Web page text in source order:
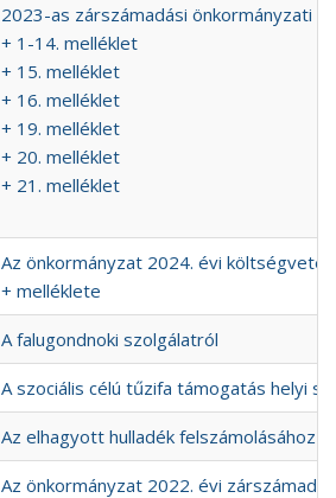
2023-as zárszámadási önkormányzati
+ 1-14. melléklet
+ 15. melléklet
+ 16. melléklet
+ 19. melléklet
+ 20. melléklet
+ 21. melléklet
Az önkormányzat 2024. évi
+ melléklete
A falugondnoki szolgálatról
A szociális célú tűzifa támogatás helyi
Az elhagyott hulladék felszámolásához
Az önkormányzat 2022. évi